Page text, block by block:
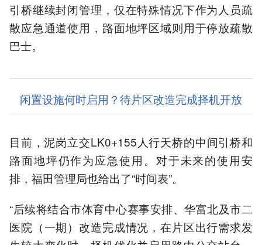
引桥继续封闭管理，仅在特殊情况下作为人员疏
散应急通道使用，路面地坪区域则用于停放疏散
巴士。
闲置设施何时启用？待片区改造完成择机开放
目前，泥岗立交LK0+155人行天桥的中间引桥和
路面地坪仍作为应急使用。对于未来的使用安
排，福田管理局也给出了“时间表”。
“后续将结合市体育中心赛事安排、华富北及市二
医院（一期）改造完成情况，在片区出行需求发